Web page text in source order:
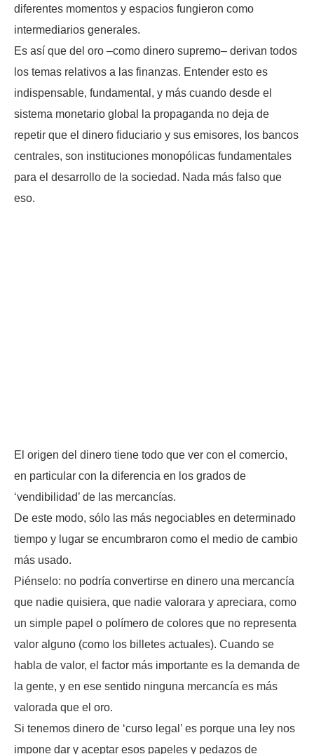
diferentes momentos y espacios fungieron como
intermediarios generales.
Es así que del oro –como dinero supremo– derivan todos
los temas relativos a las finanzas. Entender esto es
indispensable, fundamental, y más cuando desde el
sistema monetario global la propaganda no deja de
repetir que el dinero fiduciario y sus emisores, los bancos
centrales, son instituciones monopólicas fundamentales
para el desarrollo de la sociedad. Nada más falso que
eso.
El origen del dinero tiene todo que ver con el comercio,
en particular con la diferencia en los grados de
‘vendibilidad’ de las mercancías.
De este modo, sólo las más negociables en determinado
tiempo y lugar se encumbraron como el medio de cambio
más usado.
Piénselo: no podría convertirse en dinero una mercancía
que nadie quisiera, que nadie valorara y apreciara, como
un simple papel o polímero de colores que no representa
valor alguno (como los billetes actuales). Cuando se
habla de valor, el factor más importante es la demanda de
la gente, y en ese sentido ninguna mercancía es más
valorada que el oro.
Si tenemos dinero de ‘curso legal’ es porque una ley nos
impone dar y aceptar esos papeles y pedazos de